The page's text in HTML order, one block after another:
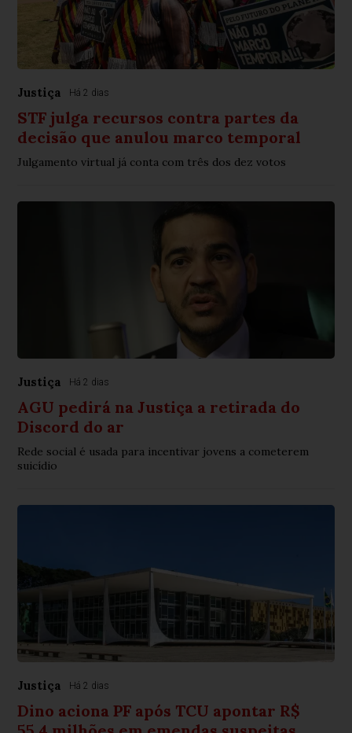
Justiça Há 2 dias
STF julga recursos contra partes da
decisão que anulou marco temporal
Julgamento virtual já conta com três dos dez votos
Justiça Há 2 dias
AGU pedirá na Justiça a retirada do
Discord do ar
Rede social é usada para incentivar jovens a cometerem
suicídio
Justiça Há 2 dias
Dino aciona PF após TCU apontar R$